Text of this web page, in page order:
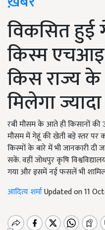
विकसित हुई
किस्म
किस राज्य
मिलेगा
रबी मौसम के आते ही किसानों की
मौसम में गेहूं की खेती बड़े स्तर पर
किस्मों के बारे में भी जानकारी दी
सकें. वहीं जोधपुर कृषि
गया और इसमें नई फसलें भी
आदित्य शर्माUpdated on 11